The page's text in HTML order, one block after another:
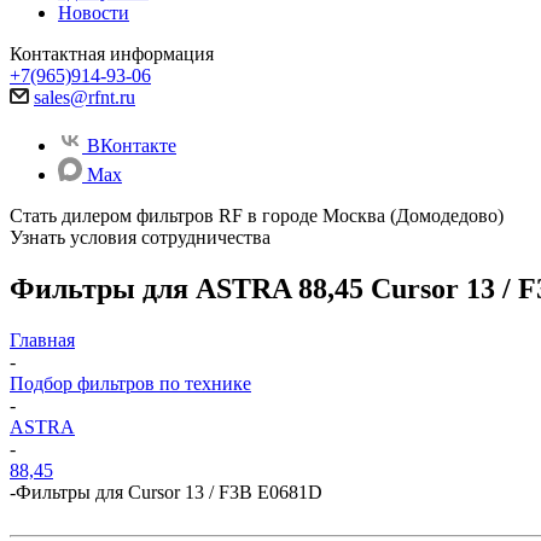
Новости
Контактная информация
+7(965)914-93-06
sales@rfnt.ru
ВКонтакте
Max
Стать дилером фильтров RF в городе Москва (Домодедово)
Узнать условия сотрудничества
Фильтры для ASTRA 88,45 Cursor 13 /
Главная
-
Подбор фильтров по технике
-
ASTRA
-
88,45
-Фильтры для Cursor 13 / F3B E0681D